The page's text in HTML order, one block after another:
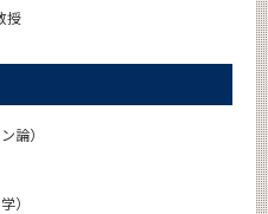
授
論）
）